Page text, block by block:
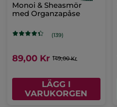
Monoi & Sheasmör
med Organzapåse
(139)
89,00 Kr 149,00 Kr
LÄGG I
VARUKORGEN